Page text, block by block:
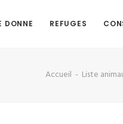
DONNE REFUGES
Accueil Liste